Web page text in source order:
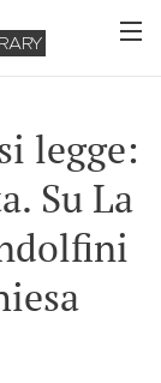
legge:
Su La